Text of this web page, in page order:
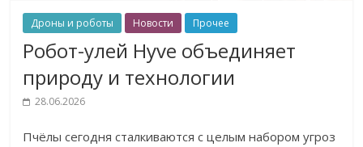
Дроны и роботы Новости Прочее
Робот-улей Hyve объединяет
природу и технологии
28.06.2026
Пчёлы сегодня сталкиваются с целым набором угроз